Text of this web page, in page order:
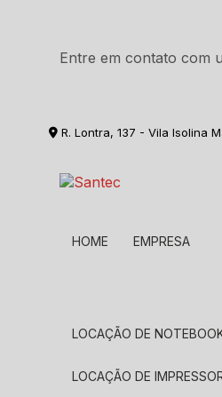
Entre em contato com
R. Lontra, 137 - Vila Isolina
HOME EMPRESA
LOCAÇÃO DE
LOCAÇÃO DE